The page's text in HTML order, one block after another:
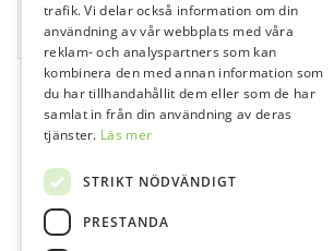
Skoskydd Blå
100 st
trafik. Vi delar också information om din
användning av vår webbplats med våra
reklam- och analyspartners som kan
kombinera den med annan information som
du har tillhandahållit dem eller som de har
samlat in från din användning av deras
tjänster. Läs mer
STRIKT NÖDVÄNDIGT
PRESTANDA